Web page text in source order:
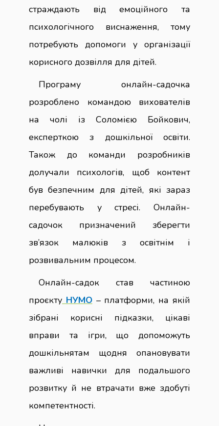
страждають від емоційного та
психологічного виснаження, тому
потребують допомоги у організації
корисного дозвілля для дітей.
Програму онлайн-садочка
розроблено командою вихователів
на чолі із Соломією Бойкович,
експерткою з дошкільної освіти.
Також до команди розробників
долучали психологів, щоб контент
був безпечним для дітей, які зараз
перебувають у стресі. Онлайн-
садочок призначений зберегти
зв’язок малюків з освітнім і
розвивальним процесом.
Онлайн-садок став частиною
проєкту НУМО– платформи, на якій
зібрані корисні підказки, цікаві
вправи та ігри, що допоможуть
дошкільнятам щодня опановувати
важливі навички для подальшого
розвитку й не втрачати вже здобуті
компетентності.